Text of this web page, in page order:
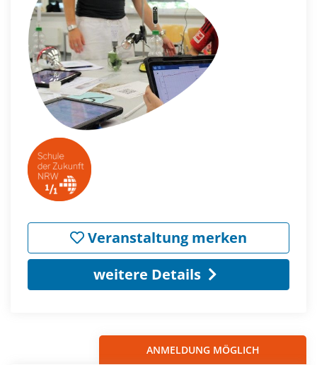
Veranstaltung merken
weitere Details
ANMELDUNG MÖGLICH